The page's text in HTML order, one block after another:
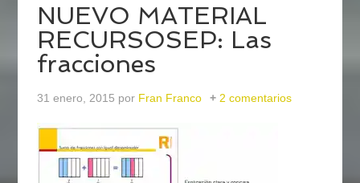
NUEVO MATERIAL
RECURSOSEP: Las
fracciones
31 enero, 2015 por Fran Franco 2 comentarios